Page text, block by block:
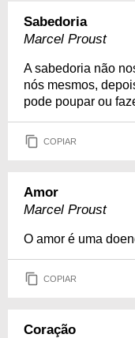
Sabedoria
Marcel Proust
A sabedoria não
nós mesmos,
pode poupar ou
COPIAR
Amor
Marcel Proust
O amor é uma
COPIAR
Coração